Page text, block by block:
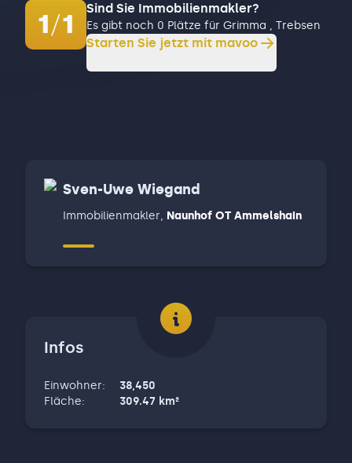
1/1
Sind Sie Immobilienmakler?
Es gibt noch 0 Plätze für Grimma , Trebsen
Starten Sie jetzt mit mavoo
Sven-Uwe Wiegand
Immobilienmakler, Naunhof OT Ammelshain
Infos
Einwohner:
38,450
Fläche: 309.47 km²